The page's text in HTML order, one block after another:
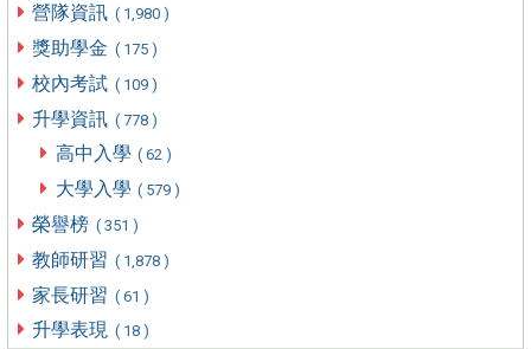
營隊資訊 ( 1,980 )
獎助學金 ( 175 )
校內考試 ( 109 )
升學資訊 ( 778 )
高中入學 ( 62 )
大學入學 ( 579 )
榮譽榜 ( 351 )
教師研習 ( 1,878 )
家長研習 ( 61 )
升學表現 ( 18 )